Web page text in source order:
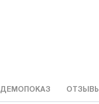
ДЕМОПОКАЗ ОТЗЫВЫ